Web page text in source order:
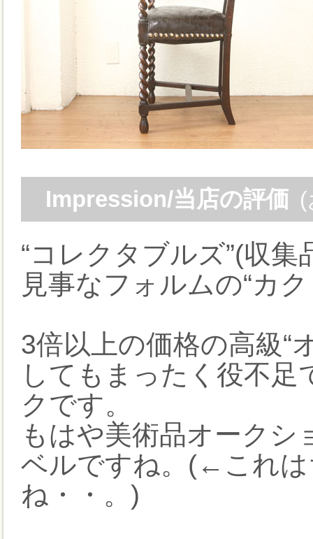
Impression/当店の評価
“コレクタブルズ”(収
見事なフォルムの“カ
3倍以上の価格の高級“
してもまったく役不
クです。
もはや美術品オークシ
ベルですね。(←これ
ね・・。)